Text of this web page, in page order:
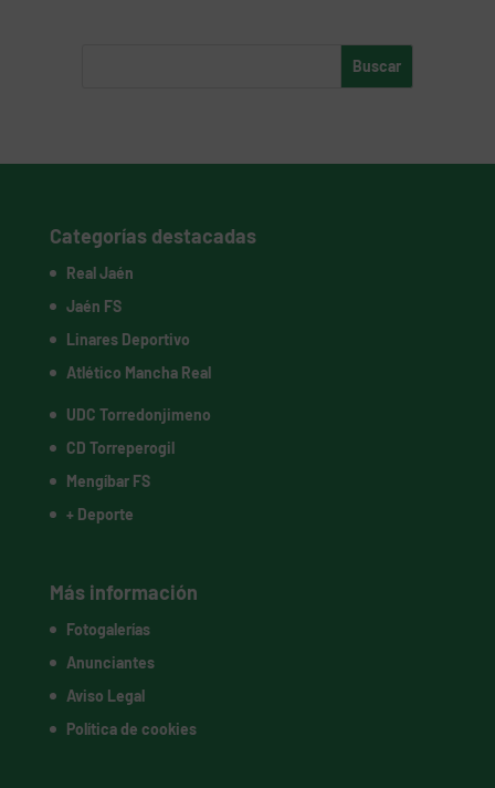
Categorías destacadas
Real Jaén
Jaén FS
Linares Deportivo
Atlético Mancha Real
UDC Torredonjimeno
CD Torreperogil
Mengíbar FS
+ Deporte
Más información
Fotogalerías
Anunciantes
Aviso Legal
Política de cookies